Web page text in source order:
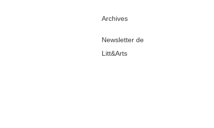
Archives
Newsletter de
Litt&Arts